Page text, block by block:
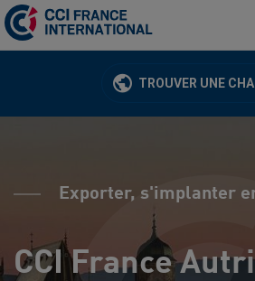
TROUVER UNE
Exporter, s'implanter
CCI France